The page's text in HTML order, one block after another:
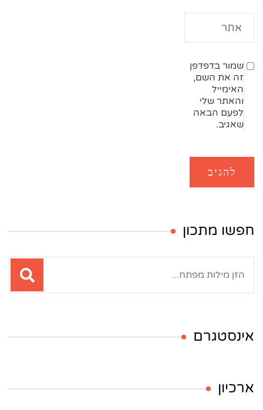
שמור בדפדפן
זה את השם,
האימייל
והאתר שלי
לפעם הבאה
שאגיב.
חפשו מתכון
אינסטגרם
ארכיון